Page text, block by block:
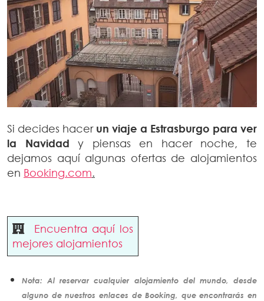
Si decides hacerun viaje a Estrasburgo para ver
la Navidad y piensas en hacer noche, te
dejamos aquí algunas ofertas de alojamientos
en Booking.com.
Encuentra aquí los
mejores alojamientos
Nota: Al reservar cualquier alojamiento del mundo, desde
alguno de nuestros enlaces de Booking, que encontrarás en